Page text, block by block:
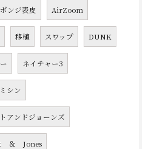
ンジ表皮 AirZoom
移植 スワップ DUNK
ネイチャー3
シン
アンドジョーンズ
＆ Jones